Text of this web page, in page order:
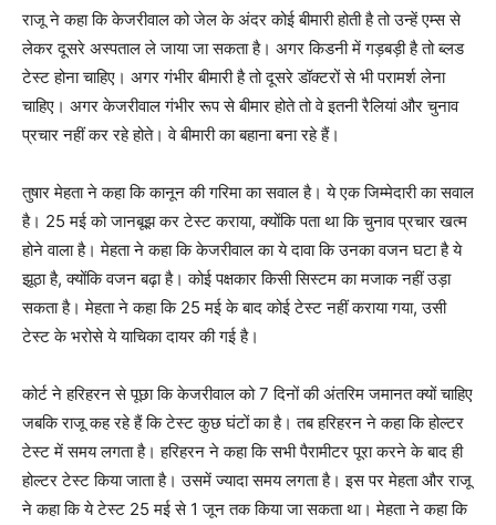
राजू ने कहा कि केजरीवाल को जेल के अंदर कोई बीमारी होती है तो उन्हें एम्स से
लेकर दूसरे अस्पताल ले जाया जा सकता है। अगर किडनी में गड़बड़ी है तो ब्लड
टेस्ट होना चाहिए। अगर गंभीर बीमारी है तो दूसरे डॉक्टरों से भी परामर्श लेना
चाहिए। अगर केजरीवाल गंभीर रूप से बीमार होते तो वे इतनी रैलियां और चुनाव
प्रचार नहीं कर रहे होते। वे बीमारी का बहाना बना रहे हैं।
तुषार मेहता ने कहा कि कानून की गरिमा का सवाल है। ये एक जिम्मेदारी का सवाल
है। 25 मई को जानबूझ कर टेस्ट कराया, क्योंकि पता था कि चुनाव प्रचार खत्म
होने वाला है। मेहता ने कहा कि केजरीवाल का ये दावा कि उनका वजन घटा है ये
झूठा है, क्योंकि वजन बढ़ा है। कोई पक्षकार किसी सिस्टम का मजाक नहीं उड़ा
सकता है। मेहता ने कहा कि 25 मई के बाद कोई टेस्ट नहीं कराया गया, उसी
टेस्ट के भरोसे ये याचिका दायर की गई है।
कोर्ट ने हरिहरन से पूछा कि केजरीवाल को 7 दिनों की अंतरिम जमानत क्यों चाहिए
जबकि राजू कह रहे हैं कि टेस्ट कुछ घंटों का है। तब हरिहरन ने कहा कि होल्टर
टेस्ट में समय लगता है। हरिहरन ने कहा कि सभी पैरामीटर पूरा करने के बाद ही
होल्टर टेस्ट किया जाता है। उसमें ज्यादा समय लगता है। इस पर मेहता और राजू
ने कहा कि ये टेस्ट 25 मई से 1 जून तक किया जा सकता था। मेहता ने कहा कि